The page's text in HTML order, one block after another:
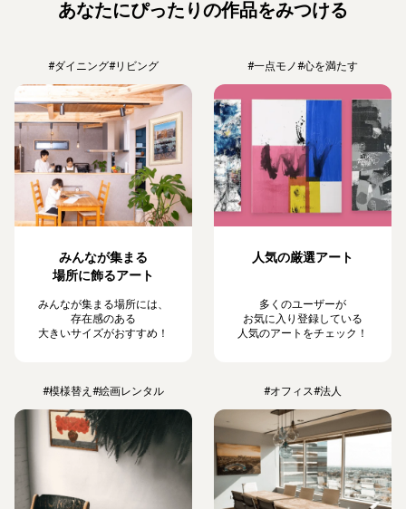
あなたにぴったりの作品をみつける
#ダイニング#リビング
みんなが集まる
場所に飾るアート
みんなが集まる場所には、
存在感のある
大きいサイズがおすすめ！
#一点モノ#心を満たす
人気の厳選アート
多くのユーザーが
お気に入り登録している
人気のアートをチェック！
#模様替え #絵画レンタル #オフィス#法人